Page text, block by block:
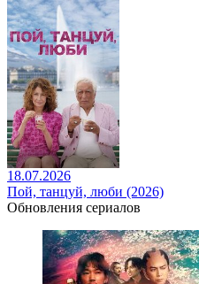
18.07.2026
Пой, танцуй, люби (2026)
Обновления сериалов